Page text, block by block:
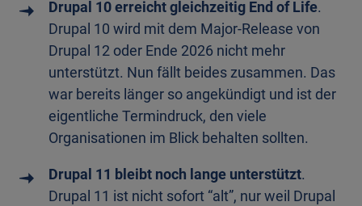
Drupal 10 erreicht gleichzeitig End of Life.
Drupal 10 wird mit dem Major-Release von
Drupal 12 oder Ende 2026 nicht mehr
unterstützt. Nun fällt beides zusammen. Das
war bereits länger so angekündigt und ist der
eigentliche Termindruck, den viele
Organisationen im Blick behalten sollten.
Drupal 11 bleibt noch lange unterstützt.
Drupal 11 ist nicht sofort “alt”, nur weil Drupal